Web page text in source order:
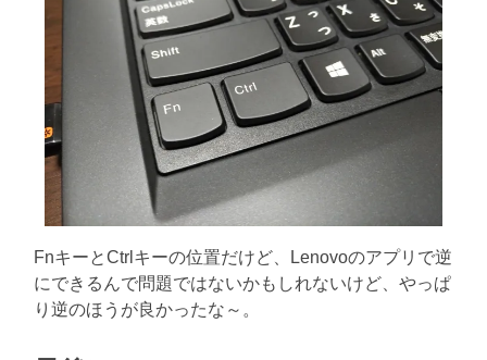
FnキーとCtrlキーの位置だけど、Lenovoのアプリで逆
にできるんで問題ではないかもしれないけど、やっぱ
り逆のほうが良かったな～。